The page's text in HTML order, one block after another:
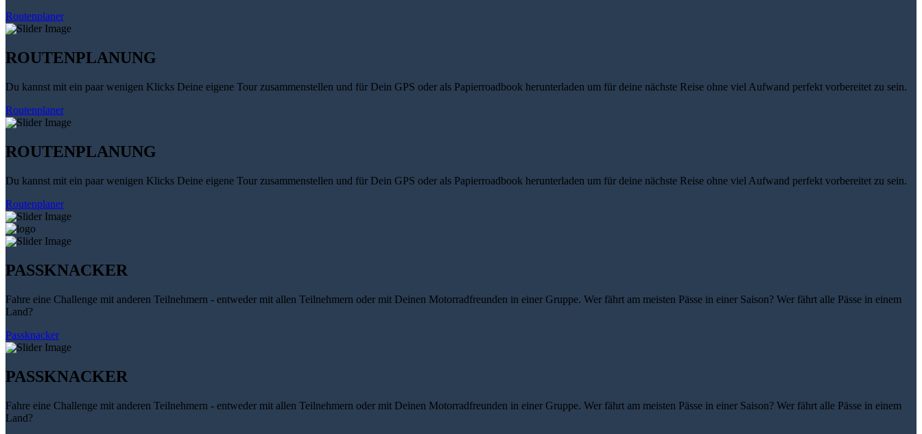
Routenplaner
ROUTENPLANUNG
Du kannst mit ein paar wenigen Klicks Deine eigene Tour zusammenstellen und für Dein GPS oder als Papierroadbook herunterladen um für deine nächste Reise ohne viel Aufwand perfekt vorbereitet zu sein.
Routenplaner
ROUTENPLANUNG
Du kannst mit ein paar wenigen Klicks Deine eigene Tour zusammenstellen und für Dein GPS oder als Papierroadbook herunterladen um für deine nächste Reise ohne viel Aufwand perfekt vorbereitet zu sein.
Routenplaner
PASSKNACKER
Fahre eine Challenge mit anderen Teilnehmern - entweder mit allen Teilnehmern oder mit Deinen Motorradfreunden in einer Gruppe. Wer fährt am meisten Pässe in einer Saison? Wer fährt alle Pässe in einem
Land?
Passknacker
PASSKNACKER
Fahre eine Challenge mit anderen Teilnehmern - entweder mit allen Teilnehmern oder mit Deinen Motorradfreunden in einer Gruppe. Wer fährt am meisten Pässe in einer Saison? Wer fährt alle Pässe in einem
Land?